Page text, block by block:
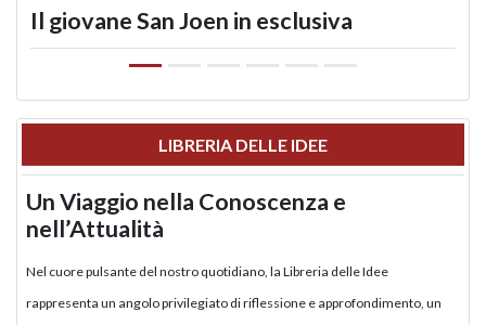
Il giovane San Joen in esclusiva
LIBRERIA DELLE IDEE
Un Viaggio nella Conoscenza e
nell’Attualità
Nel cuore pulsante del nostro quotidiano, la Libreria delle Idee
rappresenta un angolo privilegiato di riflessione e approfondimento, un